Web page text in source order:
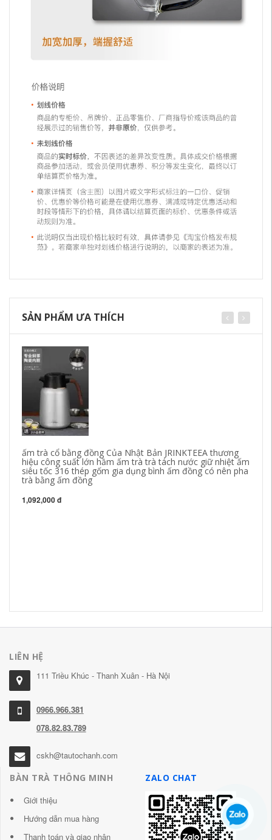
SẢN PHẨM ƯA THÍCH
ấm trà cổ bằng đồng Của Nhật Bản JRINKTEEA thương
hiệu công suất lớn hầm ấm trà trà tách nước giữ nhiệt ấm
siêu tốc 316 thép gốm gia dụng bình ấm đồng có nên pha
trà bằng ấm đồng
1,092,000 đ
LIÊN HỆ
111 Triều Khúc - Thanh Xuân - Hà Nội
0966.966.381
078.82.83.789
cskh@tautochanh.com
BÀN TRÀ THÔNG MINH
Giới thiệu
Hướng dẫn mua hàng
Thanh toán và giao nhận
ZALO CHAT